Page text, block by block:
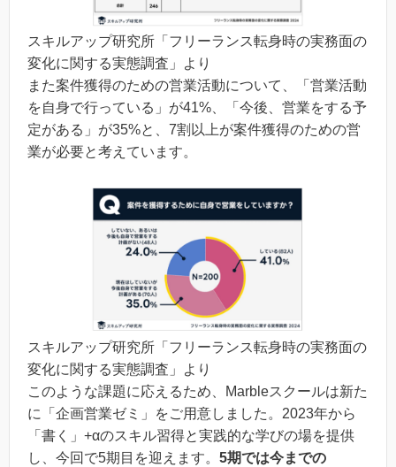
スキルアップ研究所「フリーランス転身時の実務面の
変化に関する実態調査」より
また案件獲得のための営業活動について、「営業活動
を自身で行っている」が41%、「今後、営業をする予
定がある」が35%と、7割以上が案件獲得のための営
業が必要と考えています。
スキルアップ研究所「フリーランス転身時の実務面の
変化に関する実態調査」より
このような課題に応えるため、Marbleスクールは新た
に「企画営業ゼミ」をご用意しました。2023年から
「書く」+αのスキル習得と実践的な学びの場を提供
し、今回で5期目を迎えます。 5期では今までの